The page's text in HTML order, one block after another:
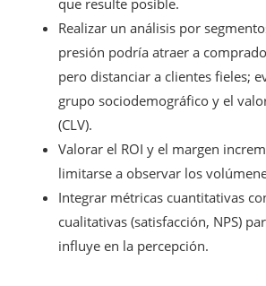
que resulte posible.
Realizar un análisis por
presión podría atraer a
pero distanciar a clientes fieles;
grupo sociodemográfico y el
(CLV).
Valorar el ROI y el margen
limitarse a observar los
Integrar métricas cuantitativas
cualitativas (satisfacción, NPS)
influye en la percepción.